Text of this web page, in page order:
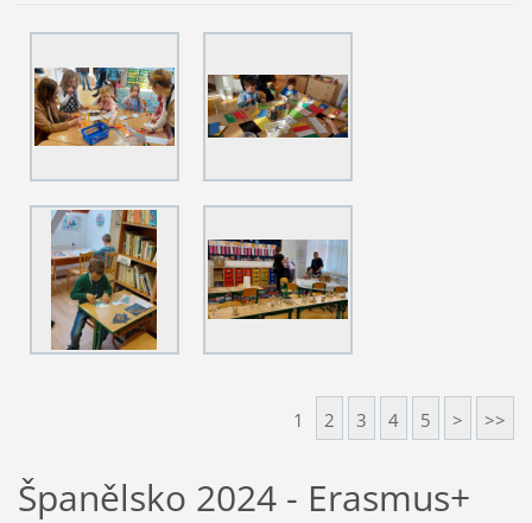
1 2 3 4 5 > >>
Španělsko 2024 - Erasmus+